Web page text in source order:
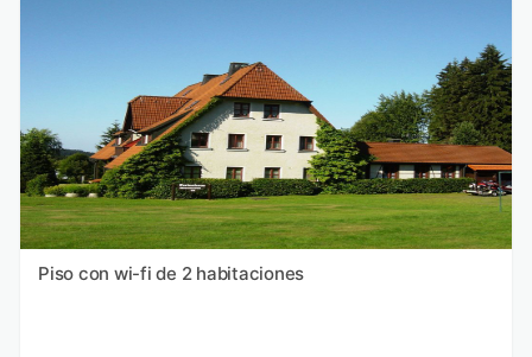
Piso con wi-fi de 2 habitaciones